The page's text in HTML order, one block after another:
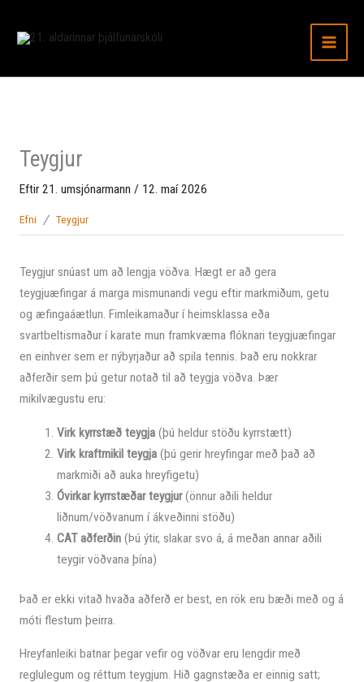
Teygjur
Eftir21. umsjónarmann / 12. maí 2026
Efni Teygjur
Teygjur snúast um að lengja vöðva. Hægt er að gera
teygjuæfingar á marga mismunandi vegu eftir markmiðum, getu
og æfingaáætlun. Fimleikamaður í heimsklassa eða
svartbeltismaður í karate mun framkvæma flóknari teygjuæfingar
en einhver sem er nýbyrjaður að spila tennis. Það eru nokkrar
aðferðir sem þú getur notað til að teygja vöðva. Þær
mikilvægustu eru:
Virk kyrrstæð teygja (þú heldur stöðu kyrrstætt)
Virk kraftmikil teygja (þú gerir hreyfingar með það að
markmiði að auka hreyfigetu)
Óvirkar kyrrstæðar teygjur(önnur aðili heldur
liðnum/vöðvanum í ákveðinni stöðu)
CAT aðferðin (Þú ýtir, slakar svo á, á meðan annar aðili
teygir vöðvana þína)
Það er ekki vitað hvaða aðferð er best, en rök eru bæði með og á
móti flestum þeirra.
Hreyfanleiki batnar þegar vefir og vöðvar eru lengdir með
reglulegum og réttum teygjum. Hið gagnstæða er einnig satt;